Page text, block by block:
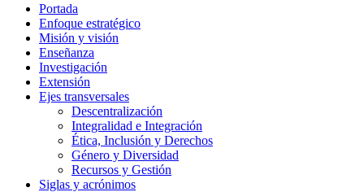
Portada
Enfoque estratégico
Misión y visión
Enseñanza
Investigación
Extensión
Ejes transversales
Descentralización
Integralidad e Integración
Ética, Inclusión y Derechos
Género y Diversidad
Recursos y Gestión
Siglas y acrónimos